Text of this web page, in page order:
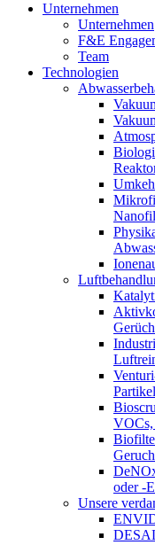
Unternehmen
Unternehmen
F&E
Team
Technologien
VOCs,
oder -
Unsere